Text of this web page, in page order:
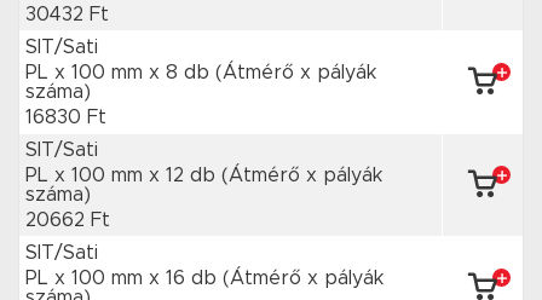
30432 Ft
SIT/Sati
PL x 100 mm x 8 db (Átmérő x pályák
száma)
16830 Ft
SIT/Sati
PL x 100 mm x 12 db (Átmérő x pályák
száma)
20662 Ft
SIT/Sati
PL x 100 mm x 16 db (Átmérő x pályák